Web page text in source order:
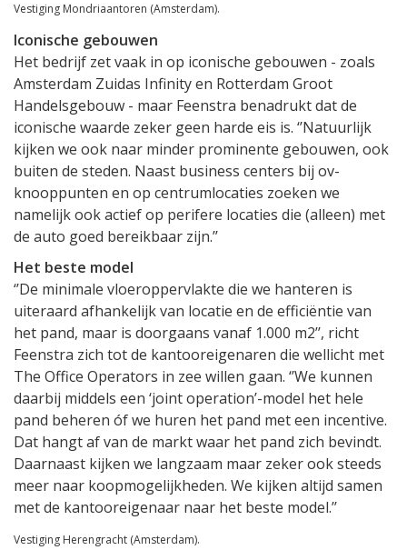
Vestiging Mondriaantoren (Amsterdam).
Iconische gebouwen
Het bedrijf zet vaak in op iconische gebouwen - zoals
Amsterdam Zuidas Infinity en Rotterdam Groot
Handelsgebouw - maar Feenstra benadrukt dat de
iconische waarde zeker geen harde eis is. ‘’Natuurlijk
kijken we ook naar minder prominente gebouwen, ook
buiten de steden. Naast business centers bij ov-
knooppunten en op centrumlocaties zoeken we
namelijk ook actief op perifere locaties die (alleen) met
de auto goed bereikbaar zijn.’’
Het beste model
‘’De minimale vloeroppervlakte die we hanteren is
uiteraard afhankelijk van locatie en de efficiëntie van
het pand, maar is doorgaans vanaf 1.000 m2’’, richt
Feenstra zich tot de kantooreigenaren die wellicht met
The Office Operators in zee willen gaan. ‘’We kunnen
daarbij middels een ‘joint operation’-model het hele
pand beheren óf we huren het pand met een incentive.
Dat hangt af van de markt waar het pand zich bevindt.
Daarnaast kijken we langzaam maar zeker ook steeds
meer naar koopmogelijkheden. We kijken altijd samen
met de kantooreigenaar naar het beste model.’’
Vestiging Herengracht (Amsterdam).